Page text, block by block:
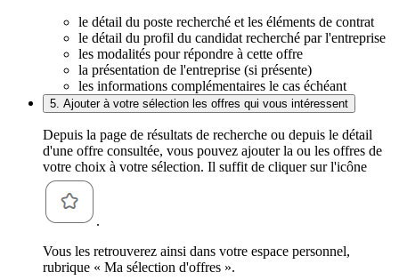
le détail du poste recherché et les éléments de contrat
le détail du profil du candidat recherché par l'entreprise
les modalités pour répondre à cette offre
la présentation de l'entreprise (si présente)
les informations complémentaires le cas échéant
5. Ajouter à votre sélection les offres qui vous intéressent
Depuis la page de résultats de recherche ou depuis le détail
d'une offre consultée, vous pouvez ajouter la ou les offres de
votre choix à votre sélection. Il suffit de cliquer sur l'icône
.
Vous les retrouverez ainsi dans votre espace personnel,
rubrique « Ma sélection d'offres ».